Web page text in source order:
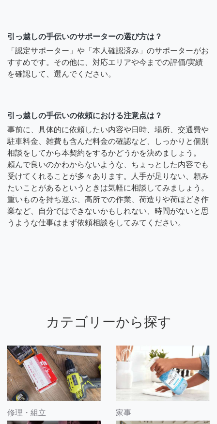
引っ越しの手伝いのサポーターの選び方は？
「認定サポーター」や「本人確認済み」のサポーターがお
すすめです。その他に、対応エリアや今までの評価/実績
を確認して、選んでください。
引っ越しの手伝いの依頼における注意点は？
事前に、具体的に依頼したい内容や日時、場所、交通費や
駐車料金、雑費も含んだ料金の確認など、しっかりと個別
相談をしてから本契約をするかどうかを決めましょう。
頼んで良いのかわからないような、ちょっとした内容でも
受けてくれることが多々あります。人手が足りない、頼み
たいことがあるというときは気軽に相談してみましょう。
重いものを持ち運ぶ、高所での作業、荷造りや荷ほどき作
業など、自分ではできないかもしれない、時間がないと思
うような仕事はまず依頼相談をしてみてください。
カテゴリーから探す
修理・組立 家事